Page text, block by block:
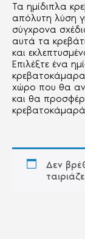
Τα ημίδιπλα
απόλυτη λύση
σύγχρονα
αυτά τα
και
Επιλέξτε ένα
χώρο που θα
και θα
Δεν